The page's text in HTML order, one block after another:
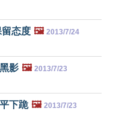
态度 🖼️ 2013/7/24
影 🖼️ 2013/7/23
下跪 🖼️ 2013/7/23